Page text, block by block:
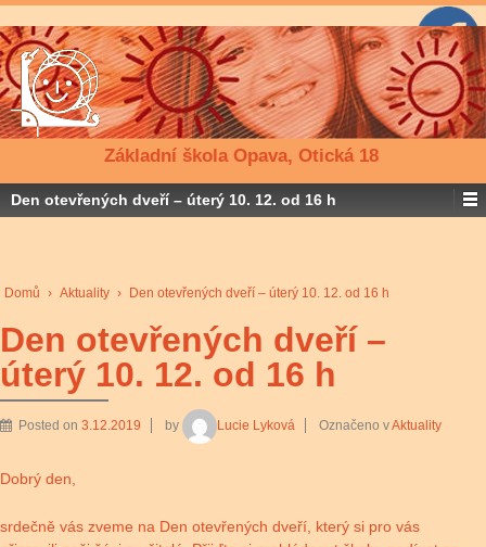
Základní škola Opava, Otická 18
Den otevřených dveří – úterý 10. 12. od 16 h
Domů › Aktuality › Den otevřených dveří – úterý 10. 12. od 16 h
Den otevřených dveří –
úterý 10. 12. od 16 h
Posted on 3.12.2019 by Lucie Lyková Označeno vAktuality
Dobrý den,
srdečně vás zveme na Den otevřených dveří, který si pro vás